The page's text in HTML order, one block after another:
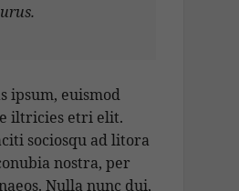
ipsum, euismod
iltricies etri elit.
sociosqu ad litora
nostra, per
Nulla nunc dui,